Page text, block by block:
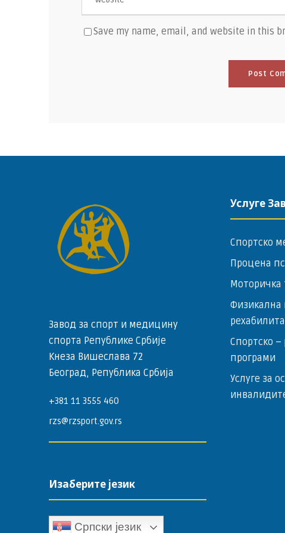
Save my name, email, and website in this
Завод за спорт и медицину
спорта Републике Србије
Кнеза Вишеслава 72
Београд, Република Србија
+381 11 3555 460
rzs@rzsport.gov.rs
Изаберите језик
Српски језик
Услуге
Спортско
Процена
Моторичка
Спортско –
програми
Услуге за